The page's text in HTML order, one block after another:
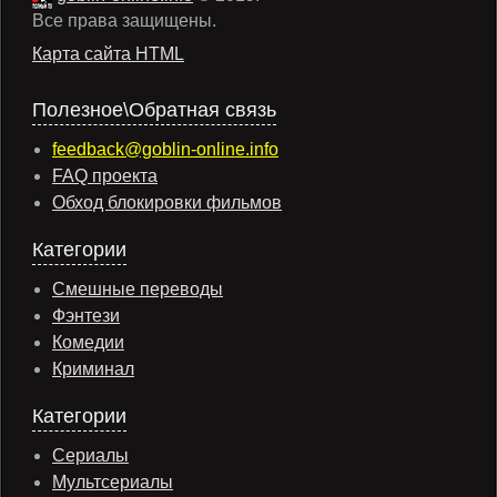
Все права защищены.
Карта сайта HTML
Полезное\Обратная связь
feedback@goblin-online.info
FAQ проекта
Обход блокировки фильмов
Категории
Смешные переводы
Фэнтези
Комедии
Криминал
Категории
Сериалы
Мультсериалы